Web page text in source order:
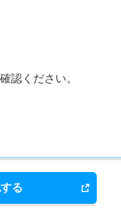
認ください。
る